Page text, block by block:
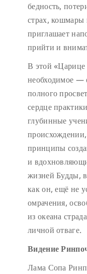
бедность,
страх, кошмары
приглашает
прийти и
В этой «Царице
необходимое —
полного
сердце
глубинные
принципы
и
жизней Будды,
как он, ещё не
омрачения,
из океана
личной отваге.
Видение
Лама Сопа